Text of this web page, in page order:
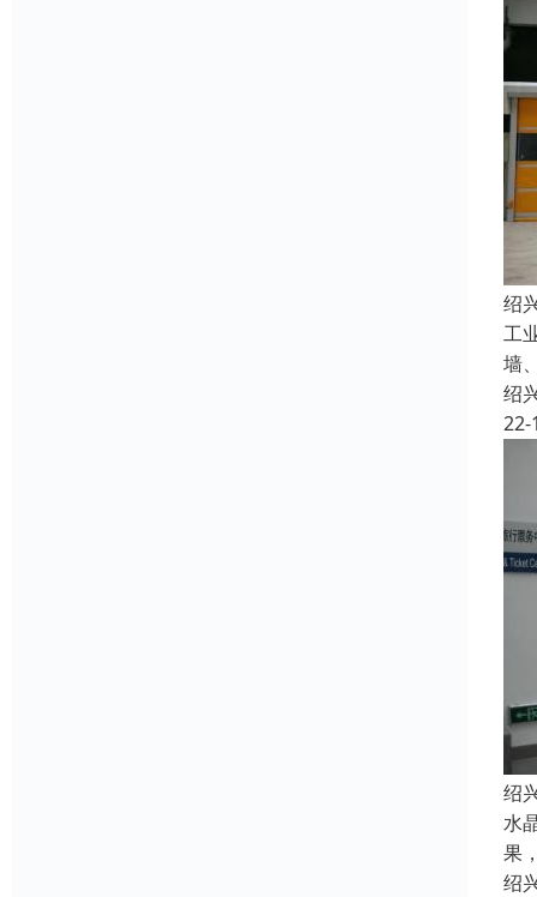
绍
工
墙
绍
22-
绍
水
果
绍